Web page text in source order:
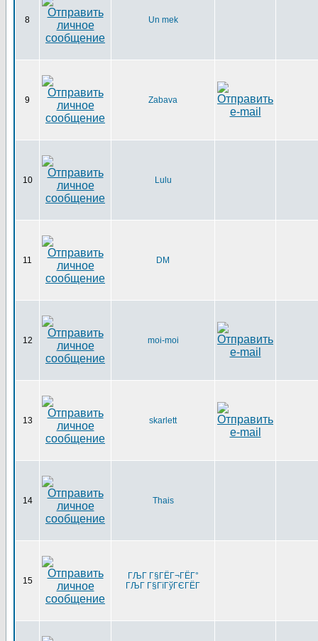
8 Un mek
9 Zabava
10 Lulu
11 DM
12 moi-moi
13 skarlett
14 Thais
15
ГЉГ Г§ГЁГ¬ГЁГ°
ГЉГ Г§ГїГўГЄГЁГ­